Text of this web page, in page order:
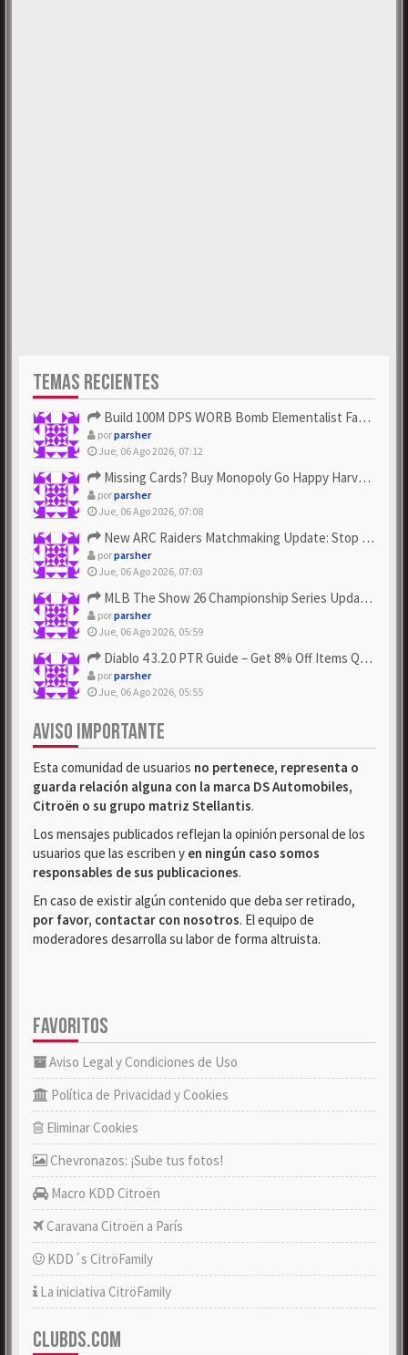
TEMAS RECIENTES
Build 100M DPS WORB Bomb Elementalist Fast - Grab POE Curren...
porparsher
Jue, 06 Ago 2026, 07:12
Missing Cards? Buy Monopoly Go Happy Harvest with Looney Tun...
porparsher
Jue, 06 Ago 2026, 07:08
New ARC Raiders Matchmaking Update: Stop Failed - Grab Bluep...
porparsher
Jue, 06 Ago 2026, 07:03
MLB The Show 26 Championship Series Update! Get Cheap & ...
porparsher
Jue, 06 Ago 2026, 05:59
Diablo 4 3.2.0 PTR Guide – Get 8% Off Items Quickly to Test ...
porparsher
Jue, 06 Ago 2026, 05:55
AVISO IMPORTANTE
Esta comunidad de usuarios no pertenece, representa o
guarda relación alguna con la marca DS Automobiles,
Citroën o su grupo matriz Stellantis.
Los mensajes publicados reflejan la opinión personal de los
usuarios que las escriben y en ningún caso somos
responsables de sus publicaciones.
En caso de existir algún contenido que deba ser retirado,
por favor, contactar con nosotros. El equipo de
moderadores desarrolla su labor de forma altruista.
FAVORITOS
Aviso Legal y Condiciones de Uso
Política de Privacidad y Cookies
Eliminar Cookies
Chevronazos: ¡Sube tus fotos!
Macro KDD Citroën
Caravana Citroën a París
KDD´s CitröFamily
La iniciativa CitröFamily
CLUBDS.COM